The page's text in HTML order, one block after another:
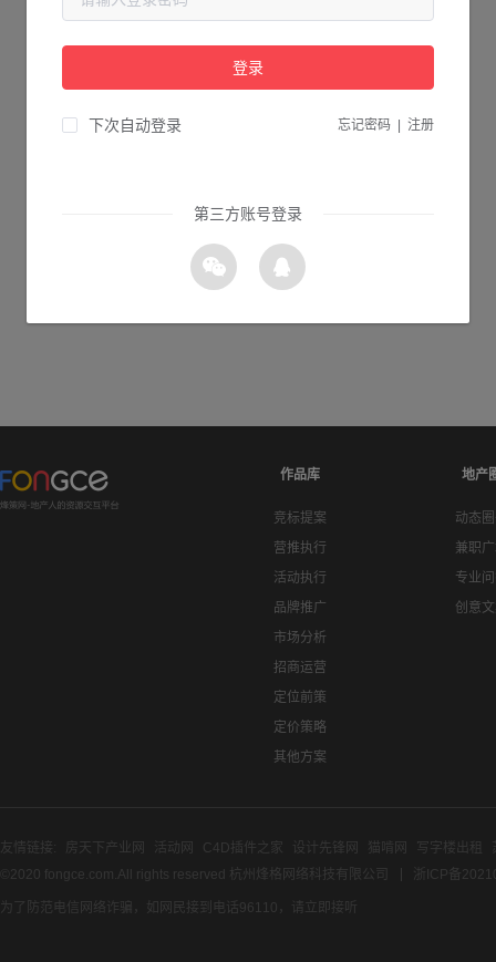
请检查您输入的网址是否正确，或点击下面的按钮返回首页。
作品库
竞标提案
营推执行
活动执行
品牌推广
市场分析
招商运营
定位前策
定价策略
其他方案
地产
动态
兼职
专业
创意
友情链接: 房天下产业网 活动网 C4D插件之家 设计先锋网 猫啃网 写字楼出租
©2020 fongce.com.All rights reserved 杭州烽格网络科技有限公司
浙ICP备
为了防范电信网络诈骗，如网民接到电话96110，请立即接听
登录
下次自动登录 忘记密码 注册
第三方账号登录